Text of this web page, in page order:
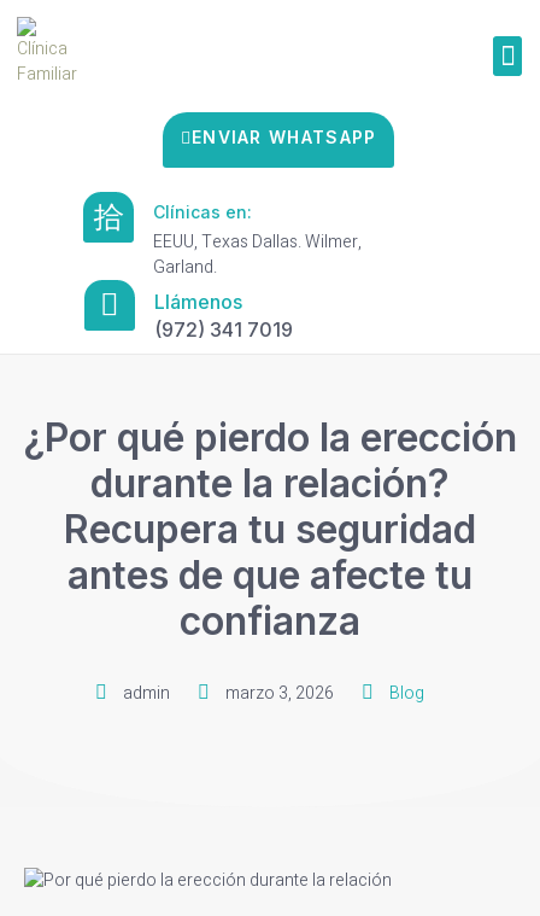
ENVIAR WHATSAPP
Clínicas en:
EEUU, Texas Dallas. Wilmer,
Garland.
Llámenos
(972) 341 7019
¿Por qué pierdo la erección
durante la relación?
Recupera tu seguridad
antes de que afecte tu
confianza
admin marzo 3, 2026 Blog